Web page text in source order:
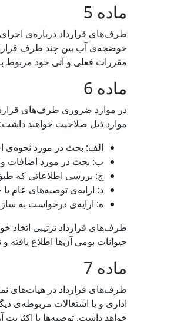
ماده 5
طرف‌های قرارداد درباره‌ی
حوضچه‌ی آب بین چند طرف
مقررات فعلی و آتی خود مربوط
ماده 6
در موارد ضروری طرف‌های
موارد ذیل صلاحیت خواهند داشت:
الف: بحث در مورد نحوه‌ی
ب: بحث در مورد اضافات و
ج: بررسی اطلاعاتی که طبق ماده 3 راجع به تغییرات وارده در شرایط اکولوژی تالاب‌های مندرج
د: ارایه‌ی توصیه‌های عام
ه: ارایه‌ی درخواست به
طرف‌های قرارداد ترتیبی اتخاذ
حیوانات بومی آن‌ها اطلاع یافته
ماده 7
طرف‌های قرارداد در هیات‌های
اداری و یا اشتغالات مربوطه‌ی
خواهد داشت. توصیه‌ها با